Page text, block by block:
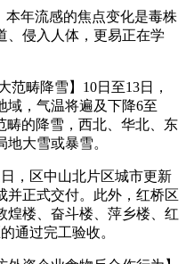
年流感的焦点变化是毒株
、侵入人体，更易正在学
畴降雪】10日至13日，
域，气温将遍及下降6至
的降雪，西北、华北、东
大雪或暴雪。
区中山北片区城市更新
正式交付。此外，红桥区
煌楼、奋斗楼、萍乡楼、红
通过完工验收。